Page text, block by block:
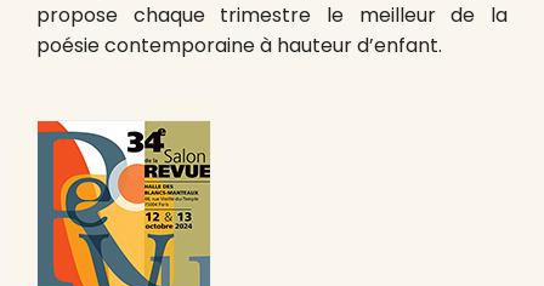
propose chaque trimestre le meilleur de la
poésie contemporaine à hauteur d’enfant.